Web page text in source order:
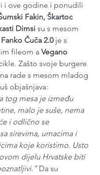
i ove godine i ponudili
Fakin, Škartoc
Dimsi su s mesom
Fanko Čuča 2.0 je s
fileom a Vegano
Zašto svoje burgere
rade s mesom mladog
objašnjava:
tog mesa je između
malo je suše, nema
i odlično se
sirevima, umacima i
koje koristimo. Usto
dijelu Hrvatske biti
Da su